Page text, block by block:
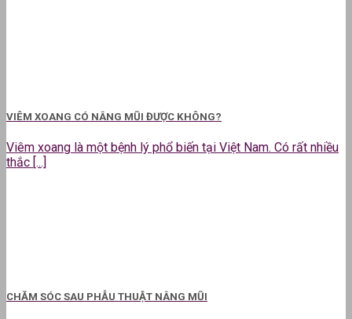
VIÊM XOANG CÓ NÂNG MŨI ĐƯỢC KHÔNG?
Viêm xoang là một bệnh lý phổ biến tại Việt Nam. Có rất nhiều
thắc [...]
CHĂM SÓC SAU PHẪU THUẬT NÂNG MŨI